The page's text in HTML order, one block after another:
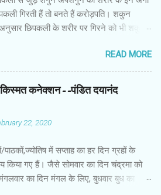
गिरती हैं तो बनते हैं करोड़पति। शकुन
छिपकली के शरीर पर गिरने को भी शकुन/
है, एक जंगली और एक घरेलू। छिपकली की जंगली
कहा जाता है जबकि घरों में पाई जाने वाली
छिपकली कही जाती है। शकुन शास्त्र के
के शरीर पर गिरने को भी शकुन/अपशकुन
गिरना ठीक होता है। इसी प्रकार छिपकली का
अच्छा नहीं होता। रविवार या मंगलवार को लाल
तथा शनिवार को काले रंग की छिपकली से
है। ✍🏻✍🏻🌷🌷👉🏻👉🏻 छिपकली होती है मां
READ MORE
किस्मत कनेक्शन--पंडित दयानंद
22, 2020
पाठकों,ज्योतिष में सप्ताह का हर दिन ग्रहों के
किया गए हैं। जैसे सोमवार का दिन चंद्रमा को
मंगलवार का दिन मंगल के लिए, बुधवार बुध का